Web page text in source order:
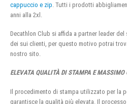
cappuccio e zip . Tutti i prodotti
anni alla 2xl.
Decathlon Club si affida a partner leader
dei sui clienti, per questo motivo potrai
nostro sito.
ELEVATA QUALITÀ DI STAMPA E MASSIMO
Il procedimento di stampa utilizzato per la
garantisce la qualità più elevata. Il processo